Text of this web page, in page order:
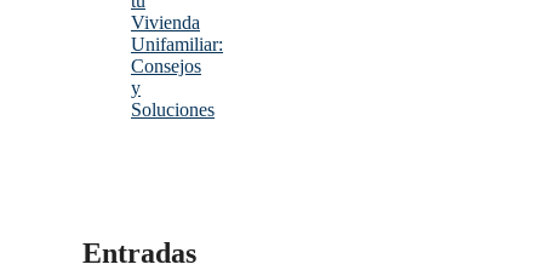
Vivienda
Unifamiliar:
Consejos
y
Soluciones
Entradas